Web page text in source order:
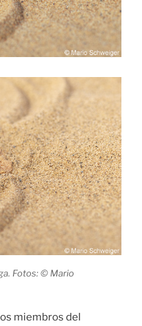
Fotos: © Mario
miembros del